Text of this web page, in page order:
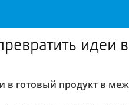
идеи
готовый продукт в